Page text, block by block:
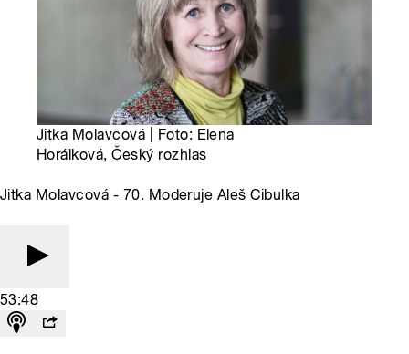
Jitka Molavcová | Foto: Elena
Horálková, Český rozhlas
Jitka Molavcová - 70. Moderuje Aleš Cibulka
53:48